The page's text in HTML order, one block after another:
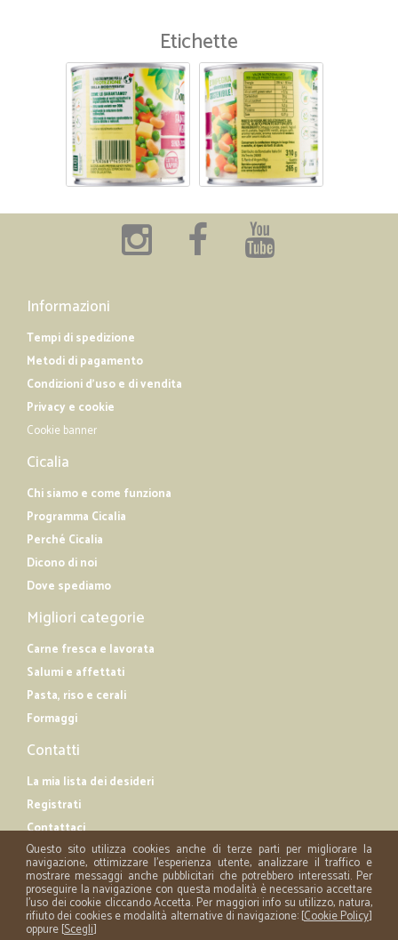
Etichette
Informazioni
Tempi di spedizione
Metodi di pagamento
Condizioni d'uso e di vendita
Privacy e cookie
Cookie banner
Cicalia
Chi siamo e come funziona
Programma Cicalia
Perché Cicalia
Dicono di noi
Dove spediamo
Migliori categorie
Carne fresca e lavorata
Salumi e affettati
Pasta, riso e cerali
Formaggi
Contatti
La mia lista dei desideri
Registrati
Contattaci
Questo sito utilizza cookies anche di terze parti per migliorare la
navigazione, ottimizzare l'esperienza utente, analizzare il traffico e
mostrare messaggi anche pubblicitari che potrebbero interessati. Per
proseguire la navigazione con questa modalità è necessario accettare
l'uso dei cookie cliccando Accetta. Per maggiori info su utilizzo, natura,
rifiuto dei cookies e modalità alternative di navigazione: [Cookie Policy]
oppure [Scegli]